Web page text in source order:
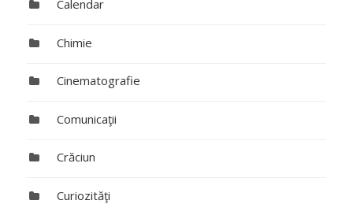
Calendar
Chimie
Cinematografie
Comunicaţii
Crăciun
Curiozităţi